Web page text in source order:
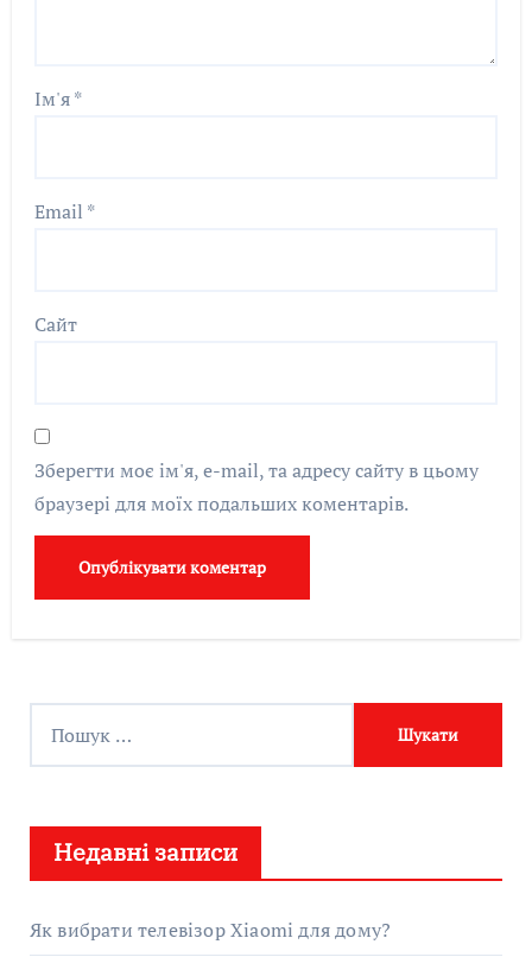
Ім'я*
Email *
Сайт
Зберегти моє ім'я, e-mail, та адресу сайту в цьому
браузері для моїх подальших коментарів.
:
Недавні записи
Як вибрати телевізор Xiaomi для дому?